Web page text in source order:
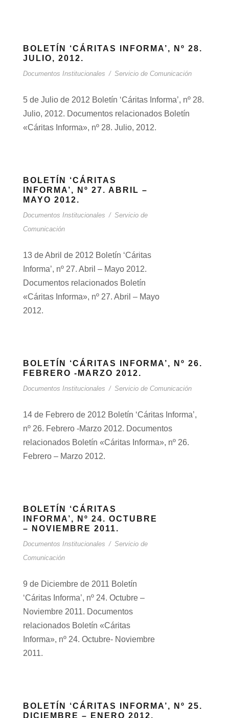
BOLETÍN ‘CÁRITAS INFORMA’, Nº 28.
JULIO, 2012.
Documentos Institucionales / Servicio de Comunicación
5 de Julio de 2012 Boletín ‘Cáritas Informa’, nº 28.
Julio, 2012. Documentos relacionados Boletín
«Cáritas Informa», nº 28. Julio, 2012.
BOLETÍN ‘CÁRITAS
INFORMA’, Nº 27. ABRIL –
MAYO 2012.
Documentos Institucionales / Servicio de
Comunicación
13 de Abril de 2012 Boletín ‘Cáritas
Informa’, nº 27. Abril – Mayo 2012.
Documentos relacionados Boletín
«Cáritas Informa», nº 27. Abril – Mayo
2012.
BOLETÍN ‘CÁRITAS INFORMA’, Nº 26.
FEBRERO -MARZO 2012.
Documentos Institucionales / Servicio de Comunicación
14 de Febrero de 2012 Boletín ‘Cáritas Informa’,
nº 26. Febrero -Marzo 2012. Documentos
relacionados Boletín «Cáritas Informa», nº 26.
Febrero – Marzo 2012.
BOLETÍN ‘CÁRITAS
INFORMA’, Nº 24. OCTUBRE
– NOVIEMBRE 2011.
Documentos Institucionales / Servicio de
Comunicación
9 de Diciembre de 2011 Boletín
‘Cáritas Informa’, nº 24. Octubre –
Noviembre 2011. Documentos
relacionados Boletín «Cáritas
Informa», nº 24. Octubre- Noviembre
2011.
BOLETÍN ‘CÁRITAS INFORMA’, Nº 25.
DICIEMBRE – ENERO 2012.